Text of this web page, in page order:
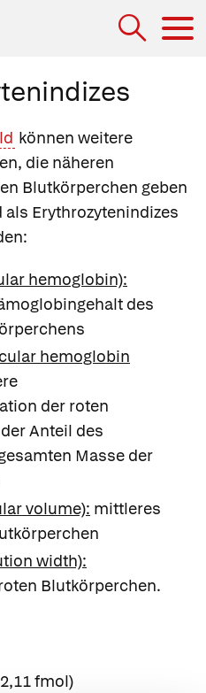
können weitere
die näheren
Blutkörperchen geben
als Erythrozytenindizes
hemoglobin):
des
hemoglobin
der roten
Anteil des
Masse der
volume): mittleres
width):
Blutkörperchen.
fmol)